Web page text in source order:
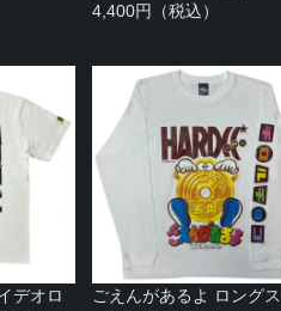
4,400円（税込）
デオロ
ごえんがあるよ ロングス